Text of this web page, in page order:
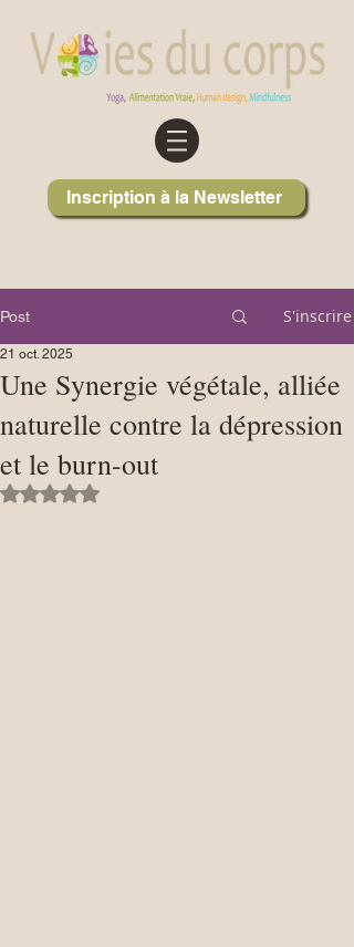
Inscription à la Newsletter
Post S'inscrire
Une Synergie végétale, alliée
naturelle contre la dépression
et le burn-out
21 oct. 2025
Noté NaN étoiles sur 5.